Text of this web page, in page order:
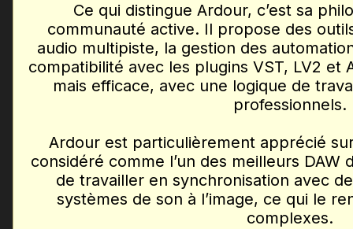
Ce qui distingue Ardour, c’est sa
communauté active. Il propose des
audio multipiste, la gestion des
compatibilité avec les plugins VST, LV2 et
mais efficace, avec une logique de
professionnels.
Ardour est particulièrement apprécié
considéré comme l’un des meilleurs DAW
de travailler en synchronisation avec
systèmes de son à l’image, ce qui le
complexes.